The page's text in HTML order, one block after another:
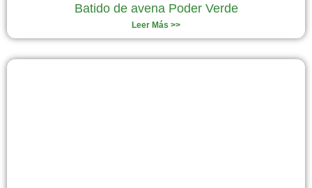
Batido de avena Poder Verde
Leer Más >>